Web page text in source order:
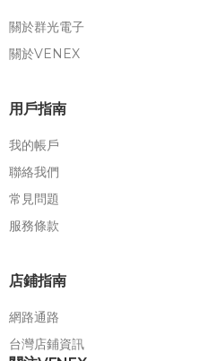
關於群光電子
關於VENEX
用戶指南
我的帳戶
聯絡我們
常見問題
服務條款
店鋪指南
網路通路
台灣店鋪資訊